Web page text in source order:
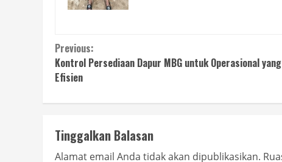
Continue
Reading
Previous:
Kontrol Persediaan Dapur MBG untuk Operasional yang
Efisien
Tinggalkan Balasan
Alamat email Anda tidak akan dipublikasikan.